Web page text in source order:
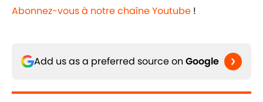
Abonnez-vous à notre chaîne Youtube !
Add us as a preferred source on Google